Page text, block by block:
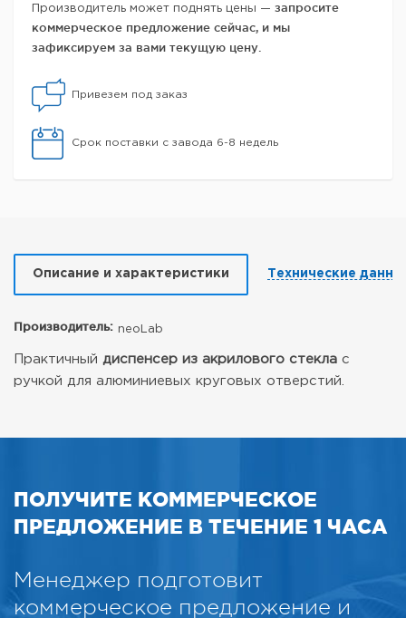
Производитель может поднять цены — запросите
коммерческое предложение сейчас, и мы
зафиксируем за вами текущую цену.
Привезем под заказ
Срок поставки с завода 6-8 недель
Описание и характеристики Технические
Производитель: neoLab
Практичный диспенсер из акрилового стекла с
ручкой для алюминиевых круговых отверстий.
ПОЛУЧИТЕ КОММЕРЧЕСКОЕ
ПРЕДЛОЖЕНИЕ В ТЕЧЕНИЕ 1 ЧАСА
Менеджер подготовит
коммерческое предложение и